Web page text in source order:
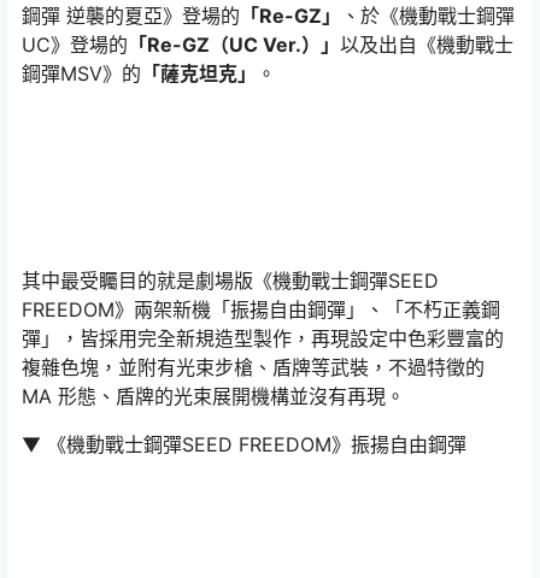
鋼彈 逆襲的夏亞》登場的 「Re-GZ」
、於《機動戰士鋼彈
UC》登場的 「Re-GZ（UC Ver.）」 以及出自《機動戰士
鋼彈MSV》的 「薩克坦克」 。
其中最受矚目的就是劇場版《機動戰士鋼彈SEED
FREEDOM》兩架新機「振揚自由鋼彈」、「不朽正義鋼
彈」，皆採用完全新規造型製作，再現設定中色彩豐富的
複雜色塊，並附有光束步槍、盾牌等武裝，不過特徵的
MA 形態、盾牌的光束展開機構並沒有再現。
▼ 《機動戰士鋼彈SEED FREEDOM》振揚自由鋼彈